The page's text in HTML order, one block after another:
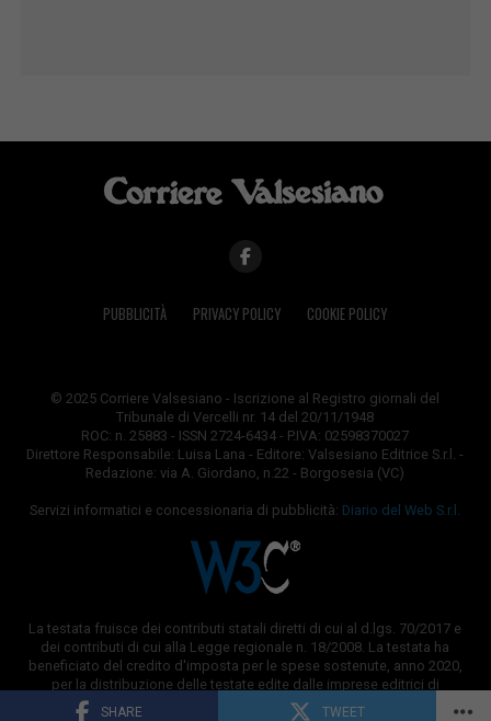
SHARE TWEET
PUBBLICITÀ PRIVACY POLICY COOKIE POLICY
© 2025 Corriere Valsesiano - Iscrizione al Registro giornali del
Tribunale di Vercelli nr. 14 del 20/11/1948
ROC: n. 25883 - ISSN 2724-6434 - P.IVA: 02598370027
Direttore Responsabile: Luisa Lana - Editore: Valsesiano Editrice S.r.l. -
Redazione: via A. Giordano, n.22 - Borgosesia (VC)
Servizi informatici e concessionaria di pubblicità: Diario del Web S.r.l.
La testata fruisce dei contributi statali diretti di cui al d.lgs. 70/2017 e
dei contributi di cui alla Legge regionale n. 18/2008. La testata ha
beneficiato del credito d'imposta per le spese sostenute, anno 2020,
per la distribuzione delle testate edite dalle imprese editrici di
quotidiani e periodici.